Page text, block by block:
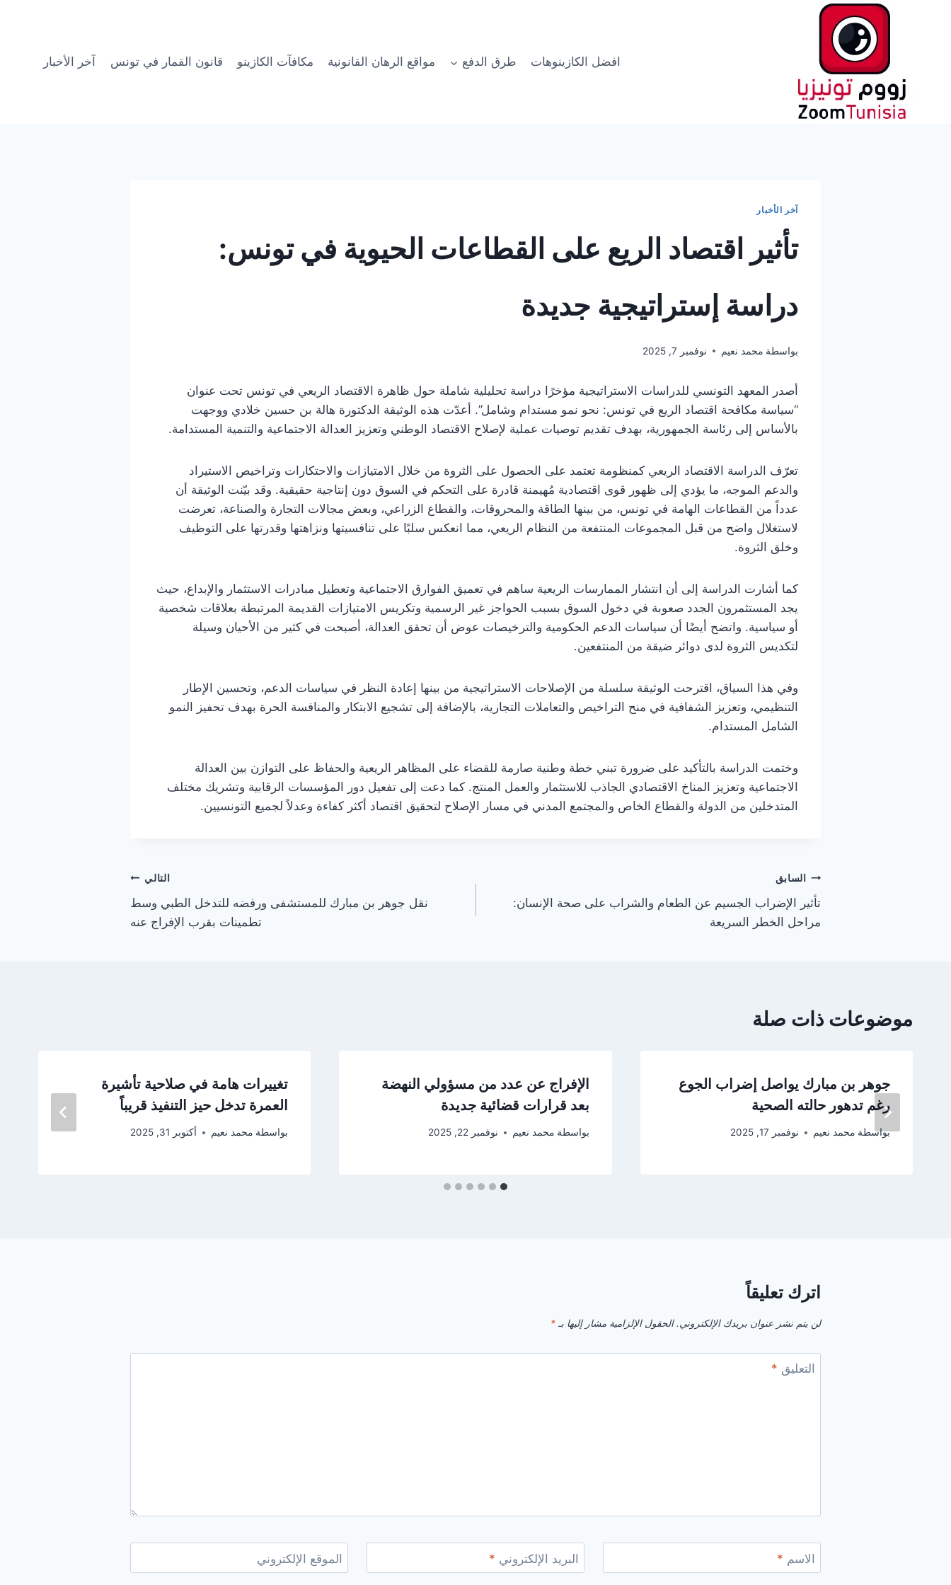
افضل الكازينوهات
طرق الدفع مواقع الرهان القانونية مكافآت الكازينو قانون القمار في تونس آخر الأخبار
آخر الأخبار
تأثير اقتصاد الريع على القطاعات الحيوية في تونس:
دراسة إستراتيجية جديدة
بواسطة محمد نعيم نوفمبر 7, 2025
أصدر المعهد التونسي للدراسات الاستراتيجية مؤخرًا دراسة تحليلية شاملة حول ظاهرة الاقتصاد الريعي في تونس تحت عنوان
“سياسة مكافحة اقتصاد الريع في تونس: نحو نمو مستدام وشامل”. أعدّت هذه الوثيقة الدكتورة هالة بن حسين خلادي ووجهت
بالأساس إلى رئاسة الجمهورية، بهدف تقديم توصيات عملية لإصلاح الاقتصاد الوطني وتعزيز العدالة الاجتماعية والتنمية المستدامة.
تعرّف الدراسة الاقتصاد الريعي كمنظومة تعتمد على الحصول على الثروة من خلال الامتيازات والاحتكارات وتراخيص الاستيراد
والدعم الموجه، ما يؤدي إلى ظهور قوى اقتصادية مُهيمنة قادرة على التحكم في السوق دون إنتاجية حقيقية. وقد بيّنت الوثيقة أن
عدداً من القطاعات الهامة في تونس، من بينها الطاقة والمحروقات، والقطاع الزراعي، وبعض مجالات التجارة والصناعة، تعرضت
لاستغلال واضح من قبل المجموعات المنتفعة من النظام الريعي، مما انعكس سلبًا على تنافسيتها ونزاهتها وقدرتها على التوظيف
وخلق الثروة.
كما أشارت الدراسة إلى أن انتشار الممارسات الريعية ساهم في تعميق الفوارق الاجتماعية وتعطيل مبادرات الاستثمار والإبداع، حيث
يجد المستثمرون الجدد صعوبة في دخول السوق بسبب الحواجز غير الرسمية وتكريس الامتيازات القديمة المرتبطة بعلاقات شخصية
أو سياسية. واتضح أيضًا أن سياسات الدعم الحكومية والترخيصات عوض أن تحقق العدالة، أصبحت في كثير من الأحيان وسيلة
لتكديس الثروة لدى دوائر ضيقة من المنتفعين.
وفي هذا السياق، اقترحت الوثيقة سلسلة من الإصلاحات الاستراتيجية من بينها إعادة النظر في سياسات الدعم، وتحسين الإطار
التنظيمي، وتعزيز الشفافية في منح التراخيص والتعاملات التجارية، بالإضافة إلى تشجيع الابتكار والمنافسة الحرة بهدف تحفيز النمو
الشامل المستدام.
وختمت الدراسة بالتأكيد على ضرورة تبني خطة وطنية صارمة للقضاء على المظاهر الريعية والحفاظ على التوازن بين العدالة
الاجتماعية وتعزيز المناخ الاقتصادي الجاذب للاستثمار والعمل المنتج. كما دعت إلى تفعيل دور المؤسسات الرقابية وتشريك مختلف
المتدخلين من الدولة والقطاع الخاص والمجتمع المدني في مسار الإصلاح لتحقيق اقتصاد أكثر كفاءة وعدلاً لجميع التونسيين.
تصفّح
المقالات
السابق
تأثير الإضراب الجسيم عن الطعام والشراب على صحة الإنسان:
مراحل الخطر السريعة
التالي
نقل جوهر بن مبارك للمستشفى ورفضه للتدخل الطبي وسط
تطمينات بقرب الإفراج عنه
موضوعات ذات صلة
جوهر بن مبارك يواصل إضراب الجوع
رغم تدهور حالته الصحية
بواسطة محمد نعيم نوفمبر 17, 2025
الإفراج عن عدد من مسؤولي النهضة
بعد قرارات قضائية جديدة
بواسطة محمد نعيم نوفمبر 22, 2025
تغييرات هامة في صلاحية تأشيرة
العمرة تدخل حيز التنفيذ قريباً
بواسطة محمد نعيم أكتوبر 31, 2025
اترك تعليقاً
لن يتم نشر عنوان بريدك الإلكتروني. الحقول الإلزامية مشار إليها بـ *
التعليق *
الاسم * البريد الإلكتروني * الموقع الإلكتروني